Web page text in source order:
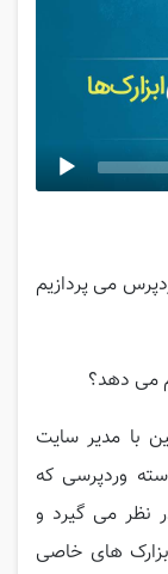
می پردازیم
می دهد؟
با مدیر سایت
وردپرسی که
نظر می گیرد و
های خاصی